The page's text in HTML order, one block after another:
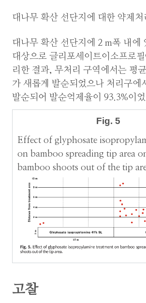
대나무 확산 선단지에 대한 약제처
대나무 확산 선단지에 2 m폭 내에
대상으로 글리포세이트이소프로
리한 결과, 무처리 구역에서는 평
가 새롭게 발순되었으나 처리구에
발순되어 발순억제율이 93.3%이
Fig. 5
Effect of glyphosate
on bamboo spreading tip area
bamboo shoots out of the tip
고찰